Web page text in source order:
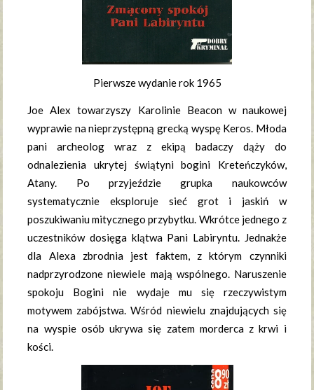
Pierwsze wydanie rok 1965
Joe Alex towarzyszy Karolinie Beacon w naukowej
wyprawie na nieprzystępną grecką wyspę Keros. Młoda
pani archeolog wraz z ekipą badaczy dąży do
odnalezienia ukrytej świątyni bogini Kreteńczyków,
Atany. Po przyjeździe grupka naukowców
systematycznie eksploruje sieć grot i jaskiń w
poszukiwaniu mitycznego przybytku. Wkrótce jednego z
uczestników dosięga klątwa Pani Labiryntu. Jednakże
dla Alexa zbrodnia jest faktem, z którym czynniki
nadprzyrodzone niewiele mają wspólnego. Naruszenie
spokoju Bogini nie wydaje mu się rzeczywistym
motywem zabójstwa. Wśród niewielu znajdujących się
na wyspie osób ukrywa się zatem morderca z krwi i
kości.